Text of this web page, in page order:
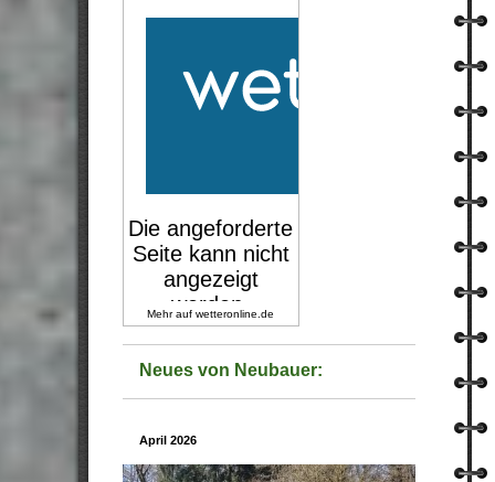
Mehr aufwetteronline.de
Neues von Neubauer:
April 2026